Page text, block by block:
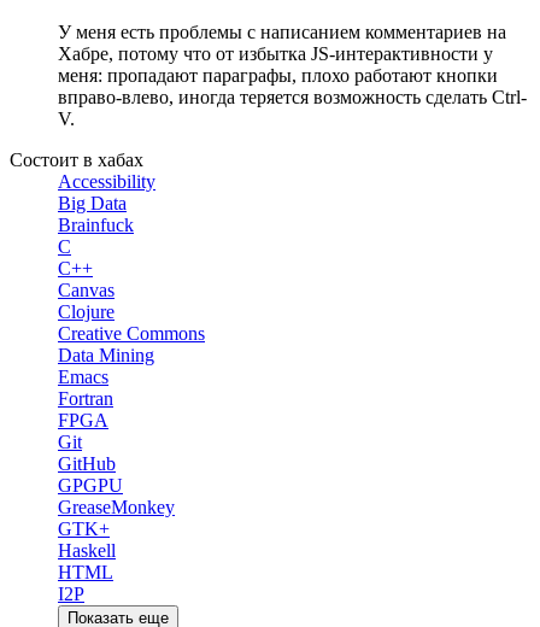
У меня есть проблемы с написанием комментариев на
Хабре, потому что от избытка JS-интерактивности у
меня: пропадают параграфы, плохо работают кнопки
вправо-влево, иногда теряется возможность сделать Ctrl-
V.
Состоит в хабах
Accessibility
Big Data
Brainfuck
C
C++
Canvas
Clojure
Creative Commons
Data Mining
Emacs
Fortran
FPGA
Git
GitHub
GPGPU
GreaseMonkey
GTK+
Haskell
HTML
I2P
Показать еще